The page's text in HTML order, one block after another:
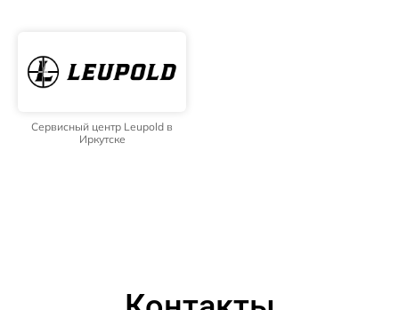
Сервисный центр Leupold в
Иркутске